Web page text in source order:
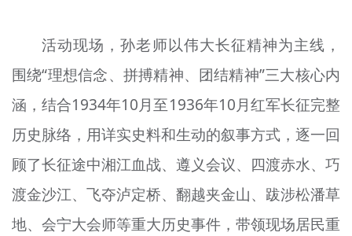
活动现场，孙老师以伟大长征精神为主线，
围绕“理想信念、拼搏精神、团结精神”三大核心内
涵，结合1934年10月至1936年10月红军长征完整
历史脉络，用详实史料和生动的叙事方式，逐一回
顾了长征途中湘江血战、遵义会议、四渡赤水、巧
渡金沙江、飞夺泸定桥、翻越夹金山、跋涉松潘草
地、会宁大会师等重大历史事件，带领现场居民重